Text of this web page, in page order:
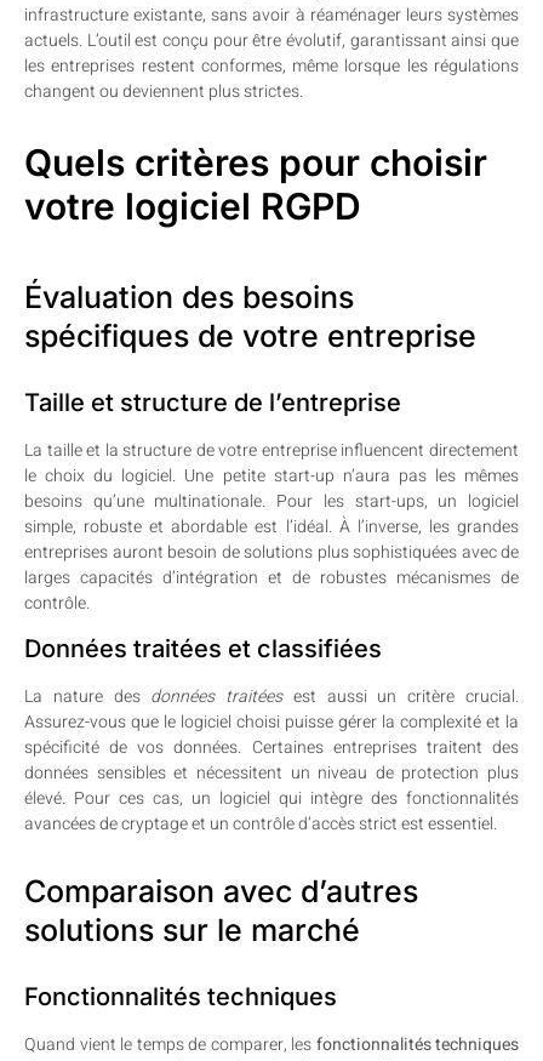
infrastructure existante, sans avoir à réaménager leurs systèmes
actuels. L’outil est conçu pour être évolutif, garantissant ainsi que
les entreprises restent conformes, même lorsque les régulations
changent ou deviennent plus strictes.
Quels critères pour choisir
votre logiciel RGPD
Évaluation des besoins
spécifiques de votre entreprise
Taille et structure de l’entreprise
La taille et la structure de votre entreprise influencent directement
le choix du logiciel. Une petite start-up n’aura pas les mêmes
besoins qu’une multinationale. Pour les start-ups, un logiciel
simple, robuste et abordable est l’idéal. À l’inverse, les grandes
entreprises auront besoin de solutions plus sophistiquées avec de
larges capacités d’intégration et de robustes mécanismes de
contrôle.
Données traitées et classifiées
La nature des données traitéesest aussi un critère crucial.
Assurez-vous que le logiciel choisi puisse gérer la complexité et la
spécificité de vos données. Certaines entreprises traitent des
données sensibles et nécessitent un niveau de protection plus
élevé. Pour ces cas, un logiciel qui intègre des fonctionnalités
avancées de cryptage et un contrôle d’accès strict est essentiel.
Comparaison avec d’autres
solutions sur le marché
Fonctionnalités techniques
Quand vient le temps de comparer, lesfonctionnalités techniques